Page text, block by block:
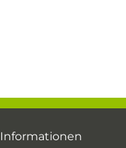
Informationen